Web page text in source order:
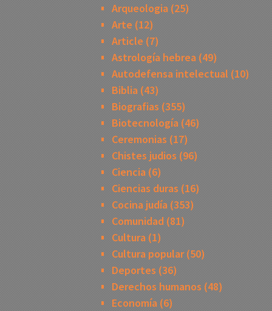
Arqueologia (25)
Arte (12)
Article (7)
Astrología hebrea (49)
Autodefensa intelectual (10)
Biblia (43)
Biografias (355)
Biotecnología (46)
Ceremonias (17)
Chistes judios (96)
Ciencia (6)
Ciencias duras (16)
Cocina judía (353)
Comunidad (81)
Cultura (1)
Cultura popular(50)
Deportes (36)
Derechos humanos (48)
Economía (6)